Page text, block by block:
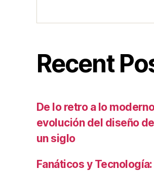
Recent
De lo retro a lo
evolución del diseño
un siglo
Fanáticos y